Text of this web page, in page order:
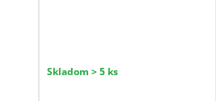
Skladom > 5 ks